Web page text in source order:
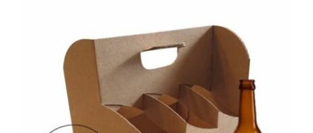
AJOUTER AU PANIER
/
DÉTAILS